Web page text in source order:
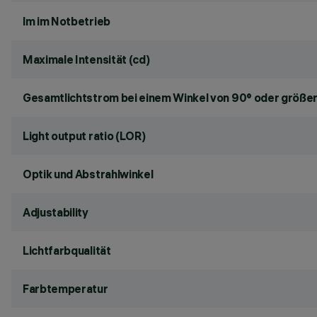
lm im Notbetrieb
Maximale Intensität (cd)
Gesamtlichtstrom bei einem Winkel von 90° oder
Light output ratio (LOR)
Optik und Abstrahlwinkel
Adjustability
Lichtfarbqualität
Farbtemperatur